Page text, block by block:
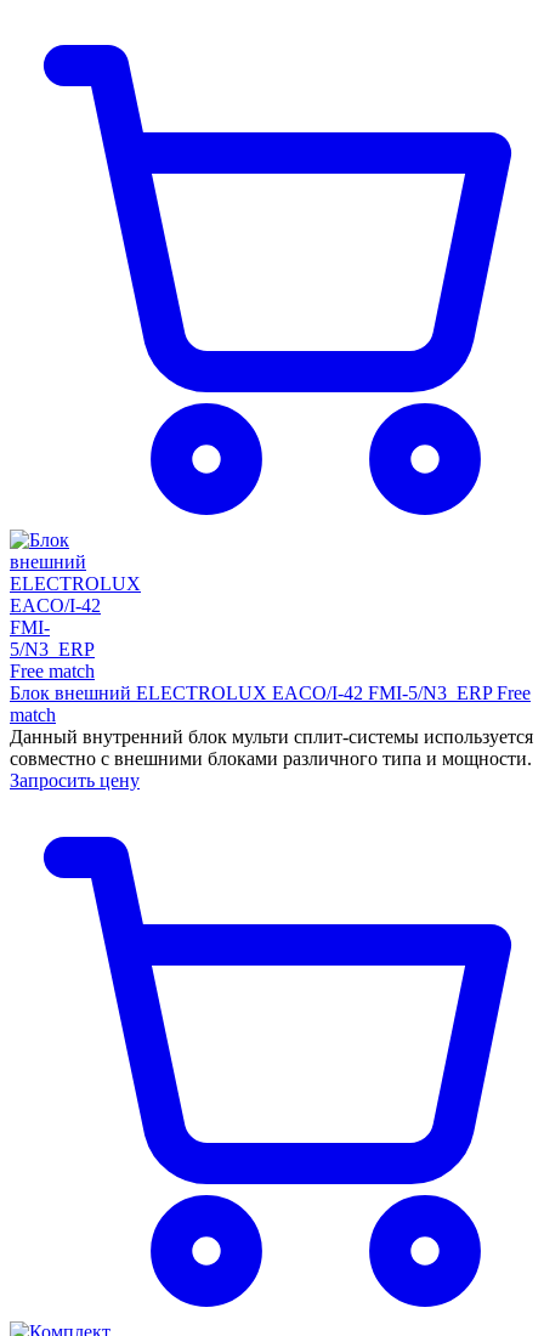
Блок внешний ELECTROLUX EACO/I-42 FMI-5/N3_ERP Free
match
Данный внутренний блок мульти сплит-системы используется
совместно с внешними блоками различного типа и мощности.
Запросить цену